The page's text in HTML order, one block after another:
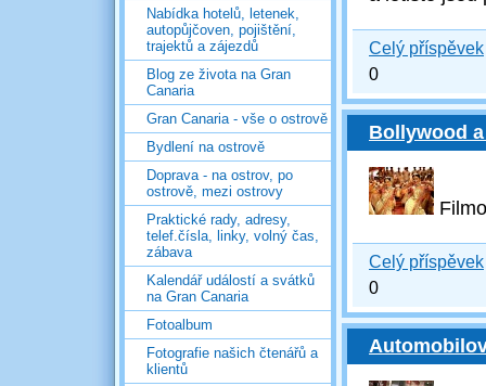
Nabídka hotelů, letenek,
autopůjčoven, pojištění,
trajektů a zájezdů
Blog ze života na Gran
Canaria
Gran Canaria - vše o ostrově
Bydlení na ostrově
Doprava - na ostrov, po
ostrově, mezi ostrovy
Praktické rady, adresy,
telef.čísla, linky, volný čas,
zábava
Kalendář událostí a svátků
na Gran Canaria
Fotoalbum
Fotografie našich čtenářů a
klientů
Celý příspěvek
0
Bollywood
Celý příspěvek
0